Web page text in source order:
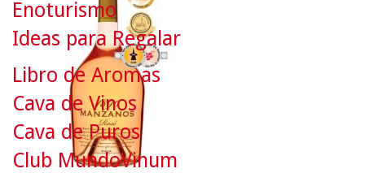
Enoturismo
Ideas para Regalar
Libro de Aromas
Cava de Vinos
Cava de Puros
Club MundoVinum